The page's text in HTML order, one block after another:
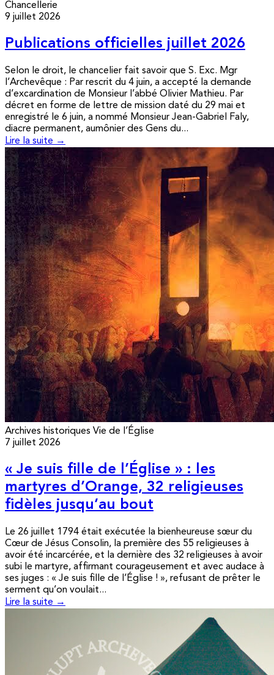
Chancellerie
9 juillet 2026
Publications officielles juillet 2026
Selon le droit, le chancelier fait savoir que S. Exc. Mgr
l’Archevêque : Par rescrit du 4 juin, a accepté la demande
d’excardination de Monsieur l’abbé Olivier Mathieu. Par
décret en forme de lettre de mission daté du 29 mai et
enregistré le 6 juin, a nommé Monsieur Jean-Gabriel Faly,
diacre permanent, aumônier des Gens du...
Lire la suite →
Archives historiques Vie de l’Église
7 juillet 2026
« Je suis fille de l’Église » : les
martyres d’Orange, 32 religieuses
fidèles jusqu’au bout
Le 26 juillet 1794 était exécutée la bienheureuse sœur du
Cœur de Jésus Consolin, la première des 55 religieuses à
avoir été incarcérée, et la dernière des 32 religieuses à avoir
subi le martyre, affirmant courageusement et avec audace à
ses juges : « Je suis fille de l’Église ! », refusant de prêter le
serment qu’on voulait...
Lire la suite →